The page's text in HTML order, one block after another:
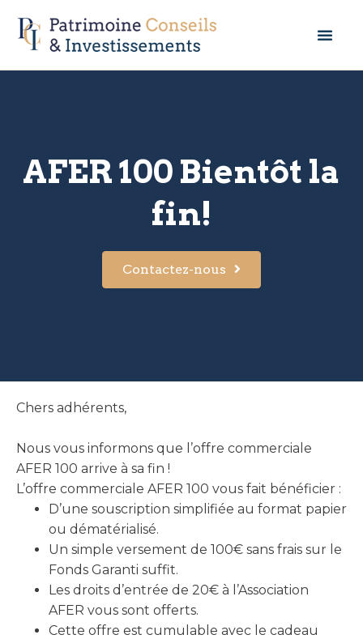
AFER 100 Bientôt la
fin!
Contactez-nous
Chers adhérents,
Nous vous informons que l’offre commerciale
AFER 100 arrive à sa fin !
L’offre commerciale AFER 100 vous fait bénéficier :
D’une souscription simplifiée au format papier
ou dématérialisé.
Un simple versement de 100€ sans frais sur le
Fonds Garanti suffit.
Les droits d’entrée de 20€ à l’Association
AFER vous sont offerts.
Cette offre est cumulable avec le cadeau